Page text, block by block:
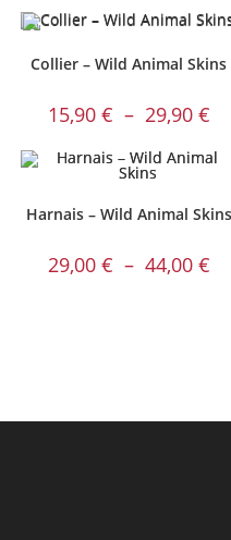
Collier – Wild Animal Skins
15,90 € – 29,90 €de
Harnais – Wild Animal Skins
29,00 € – 44,00 €de